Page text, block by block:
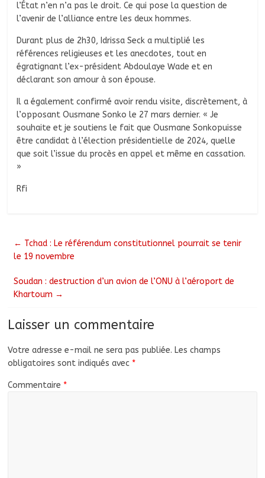
l’État n’en n’a pas le droit. Ce qui pose la question de
l’avenir de l’alliance entre les deux hommes.
Durant plus de 2h30, Idrissa Seck a multiplié les
références religieuses et les anecdotes, tout en
égratignant l’ex-président Abdoulaye Wade et en
déclarant son amour à son épouse.
Il a également confirmé avoir rendu visite, discrètement, à
l’opposant Ousmane Sonko le 27 mars dernier. « Je
souhaite et je soutiens le fait que Ousmane Sonkopuisse
être candidat à l’élection présidentielle de 2024, quelle
que soit l’issue du procès en appel et même en cassation.
»
Rfi
← Tchad : Le référendum constitutionnel pourrait se tenir
le 19 novembre
Soudan : destruction d’un avion de l’ONU à l’aéroport de
Khartoum →
Laisser un commentaire
Votre adresse e-mail ne sera pas publiée. Les champs
obligatoires sont indiqués avec *
Commentaire *